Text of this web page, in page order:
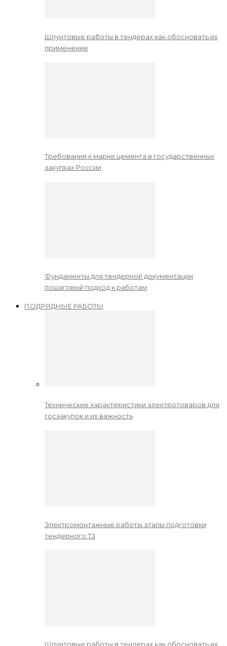
Шпунтовые работы в тендерах как обосновать их
применение
Требования к марке цемента в государственных
закупках России
Фундаменты для тендерной документации
пошаговый подход к работам
ПОДРЯДНЫЕ РАБОТЫ
Технические характеристики электротоваров для
госзакупок и их важность
Электромонтажные работы этапы подготовки
тендерного ТЗ
Шпунтовые работы в тендерах как обосновать их